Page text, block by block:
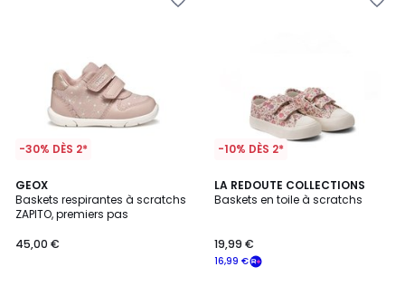
-30% DÈS 2*
GEOX
Baskets respirantes à scratchs
ZAPITO, premiers pas
45,00 €
-10% DÈS 2*
LA REDOUTE COLLECTIONS
Baskets en toile à scratchs
16,99 €
19,99 €
4
/